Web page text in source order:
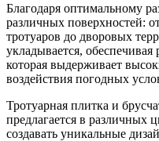
Благодаря оптимальному
различных поверхностей:
тротуаров до дворовых
укладывается,
которая выдерживает
воздействия погодных
Тротуарная плитка и
предлагается в различных
создавать уникальные